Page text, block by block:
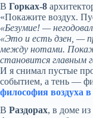
В Горках-8
«Покажите воздух.
«Безумие! —
«Это и есть дзен, —
между нотами.
становится главным
И я снимал пустые
событием, а тень —
философия воздуха
В Раздорах, в доме